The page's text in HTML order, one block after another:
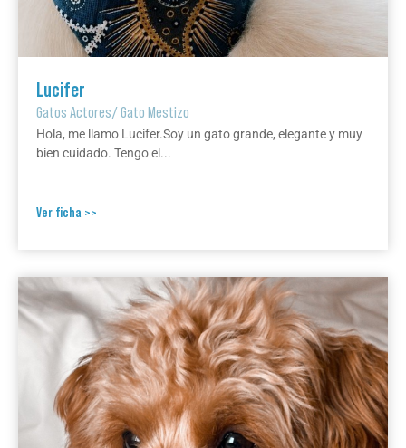
Lucifer
Gatos Actores/Gato Mestizo
Hola, me llamo Lucifer.Soy un gato grande, elegante y muy
bien cuidado. Tengo el...
Ver ficha >>